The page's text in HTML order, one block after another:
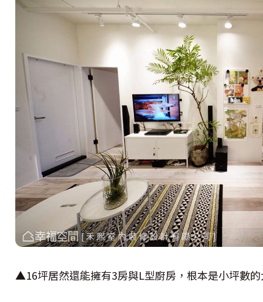
▲16坪居然還能擁有3房與L型廚房，根本是小坪數